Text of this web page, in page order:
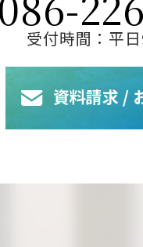
受付時間：平